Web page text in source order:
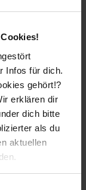
Infos für dich.
gehört!?
erklären dir
dich bitte
als du
aktuellen